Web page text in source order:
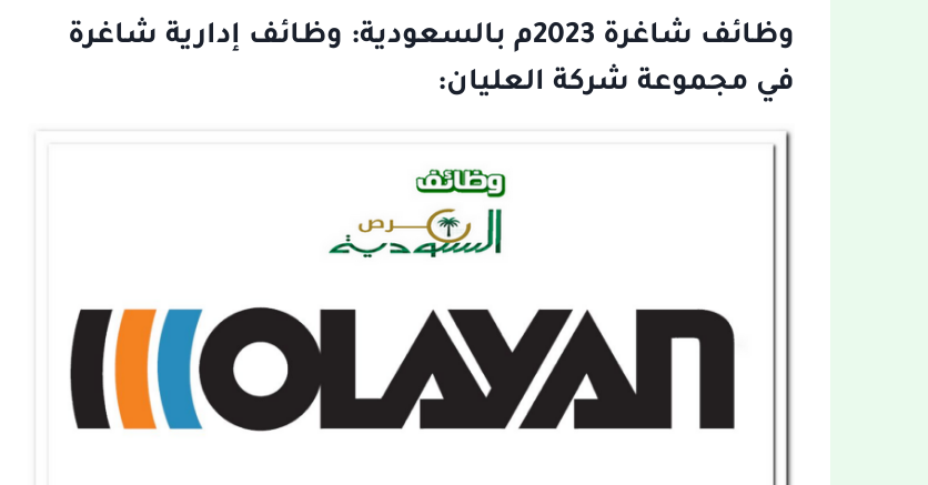
وظائف شاغرة 2023م بالسعودية: وظائف إدارية شاغرة
في مجموعة شركة العليان: